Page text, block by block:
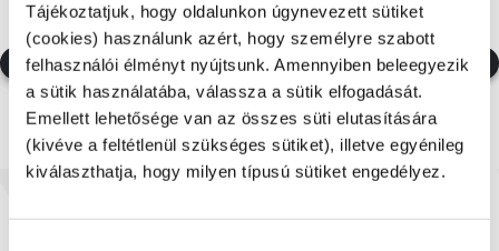
Tájékoztatjuk, hogy oldalunkon úgynevezett sütiket
(cookies) használunk azért, hogy személyre szabott
felhasználói élményt nyújtsunk. Amennyiben beleegyezik
a sütik használatába, válassza a sütik elfogadását.
Emellett lehetősége van az összes süti elutasítására
(kivéve a feltétlenül szükséges sütiket), illetve egyénileg
kiválaszthatja, hogy milyen típusú sütiket engedélyez.
Készleten